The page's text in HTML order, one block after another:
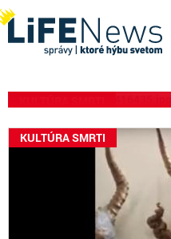
terorista
a 30
nemeckej
KULTÚRA SMRTI